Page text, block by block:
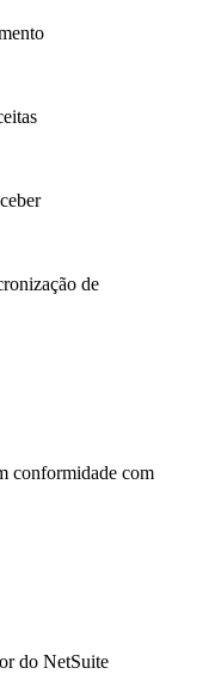
de
conformidade com
do NetSuite